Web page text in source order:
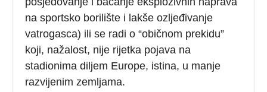
na sportsko borilište i lakše ozljeđivanje
vatrogasca) ili se radi o “običnom prekidu”
koji, nažalost, nije rijetka pojava na
stadionima diljem Europe, istina, u manje
razvijenim zemljama.